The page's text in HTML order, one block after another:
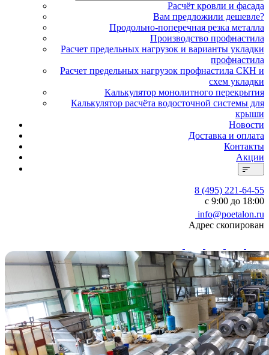
Расчёт кровли и фасада
Вам предложили дешевле?
Продольно-поперечная резка металла
Производство профнастила
Расчет предельных нагрузок и варианты укладки
профнастила
Расчет предельных нагрузок профнастила СКН и
схем укладки
Калькулятор монолитного перекрытия
Калькулятор расчёта водосточной системы для
крыши
Новости
Доставка и оплата
Контакты
Акции
8 (495) 221-64-55
с 9:00 до 18:00
info@poetalon.ru
Адрес скопирован